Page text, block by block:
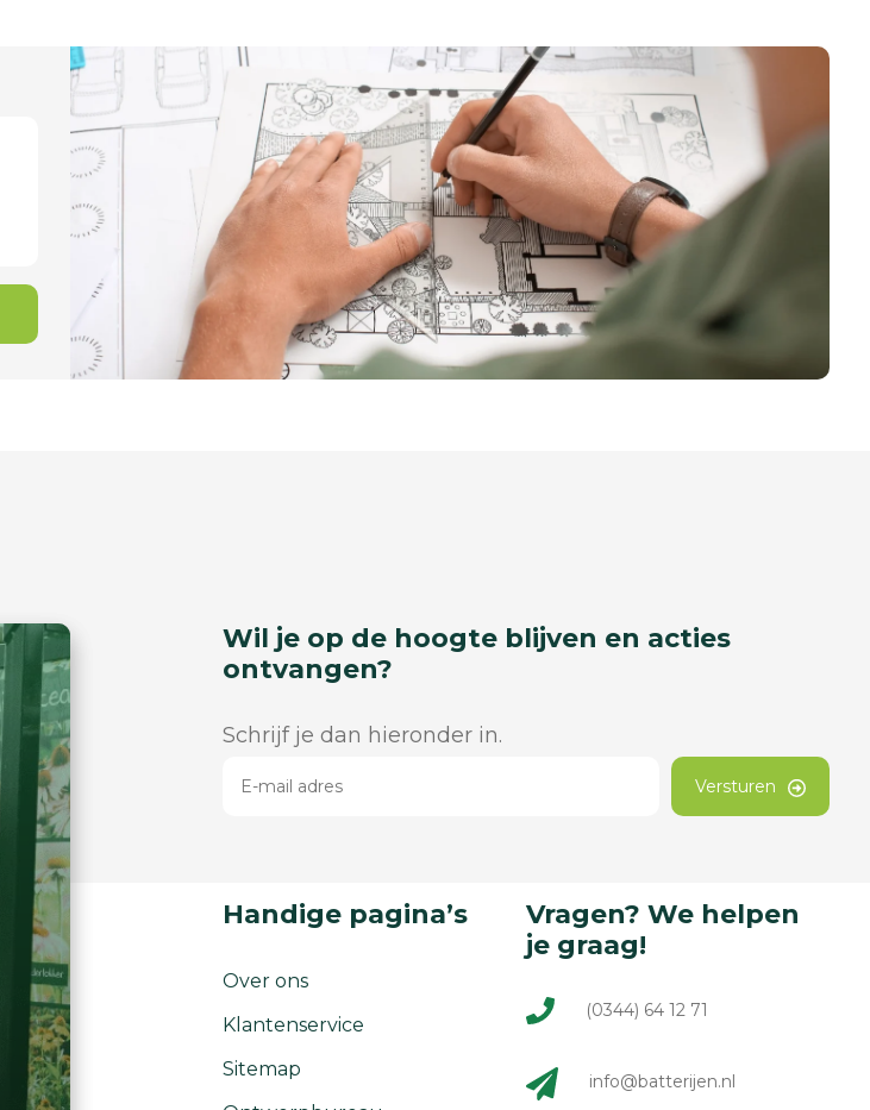
Wil je op de hoogte blijven en acties
ontvangen?
Schrijf je dan hieronder in.
Versturen
Handige pagina’s
Over ons
Klantenservice
Sitemap
Vragen? We helpen
je graag!
(0344) 64 12 71
info@batterijen.nl